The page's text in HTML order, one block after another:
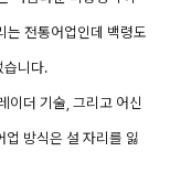
는 전통어업인데 백령도
습니다.
이더 기술, 그리고 어신
방식은 설 자리를 잃